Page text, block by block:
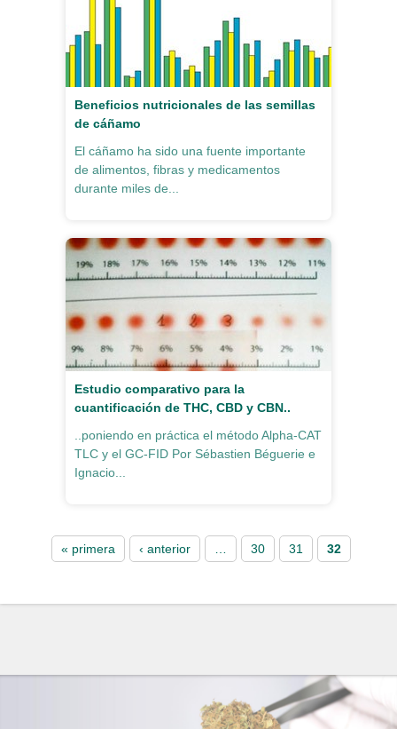
Beneficios nutricionales de las semillas
de cáñamo
El cáñamo ha sido una fuente importante
de alimentos, fibras y medicamentos
durante miles de...
Estudio comparativo para la
cuantificación de THC, CBD y CBN..
..poniendo en práctica el método Alpha-CAT
TLC y el GC-FID Por Sébastien Béguerie e
Ignacio...
« primera ‹ anterior 30 31 32